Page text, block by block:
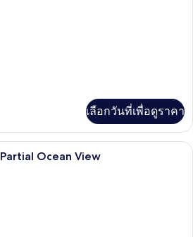
เลือกวันที่เพื่อดูราคา
เครื่องนอนระดับพรีเมียม, เตียงพร้อม
Ocean View